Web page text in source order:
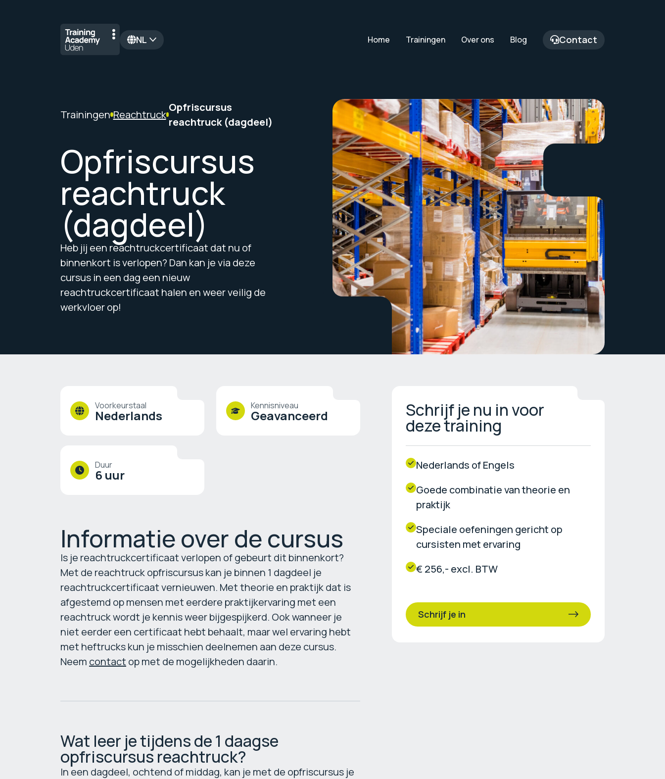
NL Home Trainingen Over ons Blog Contact
Trainingen Reachtruck
Opfriscursus
reachtruck (dagdeel)
Opfriscursus
reachtruck
(dagdeel)
Heb jij een reachtruckcertificaat dat nu of
binnenkort is verlopen? Dan kan je via deze
cursus in een dag een nieuw
reachtruckcertificaat halen en weer veilig de
werkvloer op!
Voorkeurstaal
Nederlands
Kennisniveau
Geavanceerd
Duur
6 uur
Informatie over de cursus
Is je reachtruckcertificaat verlopen of gebeurt dit binnenkort?
Met de reachtruck opfriscursus kan je binnen 1 dagdeel je
reachtruckcertificaat vernieuwen. Met theorie en praktijk dat is
afgestemd op mensen met eerdere praktijkervaring met een
reachtruck wordt je kennis weer bijgespijkerd. Ook wanneer je
niet eerder een certificaat hebt behaalt, maar wel ervaring hebt
met heftrucks kun je misschien deelnemen aan deze cursus.
Neem contact op met de mogelijkheden daarin.
Wat leer je tijdens de 1 daagse
opfriscursus reachtruck?
In een dagdeel, ochtend of middag, kan je met de opfriscursus je
Schrijf je nu in voor
deze training
Nederlands of Engels
Goede combinatie van theorie en
praktijk
Speciale oefeningen gericht op
cursisten met ervaring
€ 256,- excl. BTW
Schrijf je in